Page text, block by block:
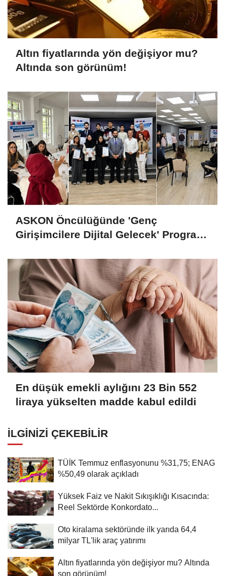
Altın fiyatlarında yön değişiyor mu?
Altında son görünüm!
ASKON Öncülüğünde 'Genç
Girişimcilere Dijital Gelecek' Programı
En düşük emekli aylığını 23 Bin 552
liraya yükselten madde kabul edildi
İLGINIZI ÇEKEBILIR
TÜİK Temmuz enflasyonunu %31,75; ENAG
%50,49 olarak açıkladı
Yüksek Faiz ve Nakit Sıkışıklığı Kısacında:
Reel Sektörde Konkordato...
Oto kiralama sektöründe ilk yarıda 64,4
milyar TL'lik araç yatırımı
Altın fiyatlarında yön değişiyor mu? Altında
son görünüm!